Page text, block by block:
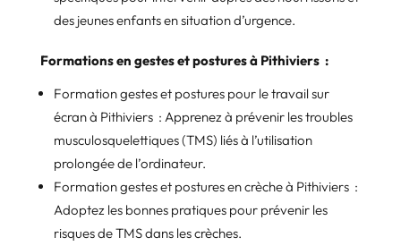
des jeunes enfants en situation d’urgence.
Formations en gestes et postures à Pithiviers :
Formation gestes et postures pour le travail sur
écran à Pithiviers : Apprenez à prévenir les troubles
musculosquelettiques (TMS) liés à l’utilisation
prolongée de l’ordinateur.
Formation gestes et postures en crèche à Pithiviers :
Adoptez les bonnes pratiques pour prévenir les
risques de TMS dans les crèches.